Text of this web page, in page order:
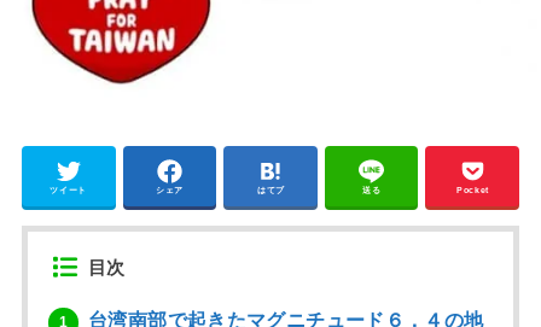
ツイート シェア はてブ 送る Pocket
目次
1
台湾南部で起きたマグニチュード６．４の地